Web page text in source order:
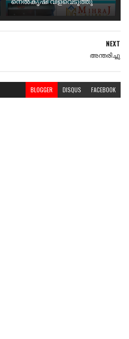
NEXT
അന്തരിച്ചു
BLOGGER DISQUS FACEBOOK